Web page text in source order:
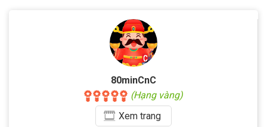
80minCnC
(Hạng vàng)
Xemtrang